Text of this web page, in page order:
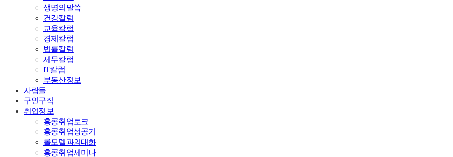
생명의말씀
건강칼럼
교육칼럼
경제칼럼
법률칼럼
세무칼럼
IT칼럼
부동산정보
사람들
구인구직
취업정보
홍콩취업토크
홍콩취업성공기
롤모델과의대화
홍콩취업세미나